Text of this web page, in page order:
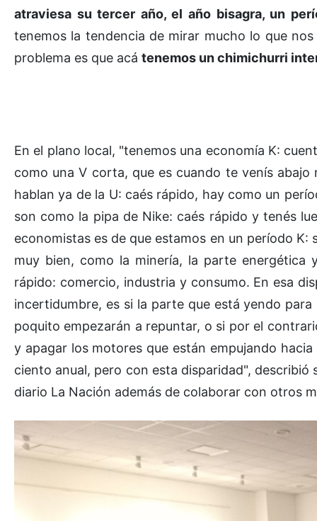
atraviesa su tercer año, el año bisagra, un
tenemos la tendencia de mirar mucho lo que
problema es que acá tenemos un chimichurri
En el plano local, "tenemos una economía K:
como una V corta, que es cuando te venís
hablan ya de la U: caés rápido, hay como un
son como la pipa de Nike: caés rápido y tenés
economistas es de que estamos en un período
muy bien, como la minería, la parte energética
rápido: comercio, industria y consumo. En esa
incertidumbre, es si la parte que está yendo
poquito empezarán a repuntar, o si por el
y apagar los motores que están empujando
ciento anual, pero con esta disparidad",
diario La Nación además de colaborar con otros